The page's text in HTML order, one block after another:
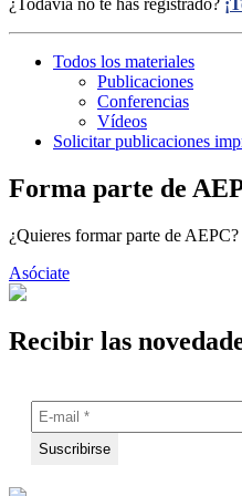
¿Todavía no te has registrado?
Todos los materiales
Publicaciones
Conferencias
Vídeos
Solicitar publicaciones
Forma parte de
¿Quieres formar parte de
Asóciate
Recibir las